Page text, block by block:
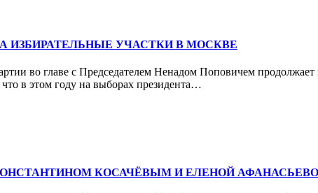
ИЗБИРАТЕЛЬНЫЕ УЧАСТКИ В МОСКВЕ
во главе с Председателем Ненадом Поповичем
в этом году на выборах президента…
КОСАЧЁВЫМ И ЕЛЕНОЙ